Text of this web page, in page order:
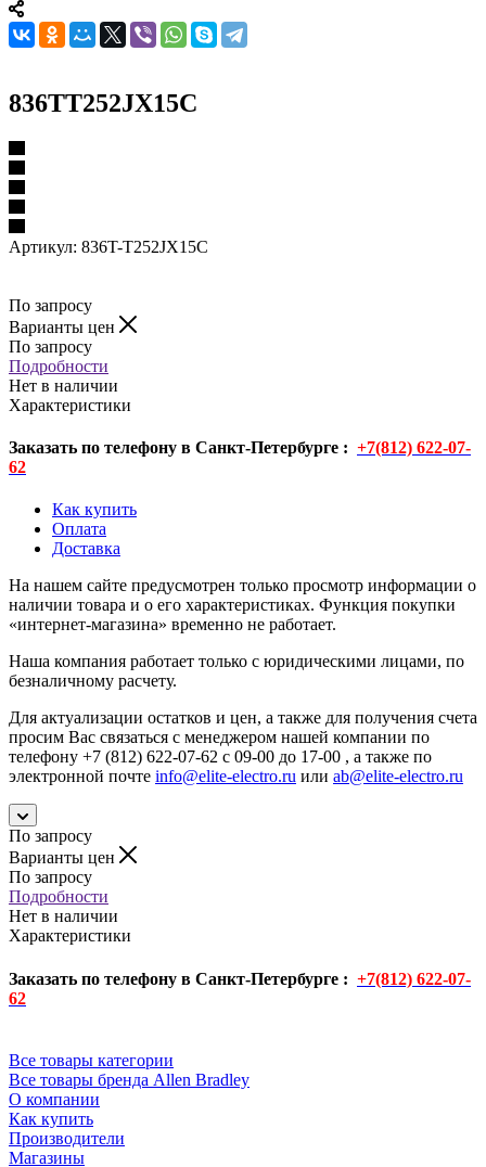
836TT252JX15C
Артикул: 836T-T252JX15C
По запросу
Варианты цен
По запросу
Подробности
Нет в наличии
Характеристики
Заказать по телефону в Санкт-Петербурге : +7(812) 622-07-
62
Как купить
Оплата
Доставка
На нашем сайте предусмотрен только просмотр информации о
наличии товара и о его характеристиках. Функция покупки
«интернет-магазина» временно не работает.
Наша компания работает только с юридическими лицами, по
безналичному расчету.
Для актуализации остатков и цен, а также для получения счета
просим Вас связаться с менеджером нашей компании по
телефону +7 (812) 622-07-62 с 09-00 до 17-00 , а также по
электронной почте info@elite-electro.ru или ab@elite-electro.ru
По запросу
Варианты цен
По запросу
Подробности
Нет в наличии
Характеристики
Заказать по телефону в Санкт-Петербурге : +7(812) 622-07-
62
Все товары категории
Все товары бренда Allen Bradley
О компании
Как купить
Производители
Магазины